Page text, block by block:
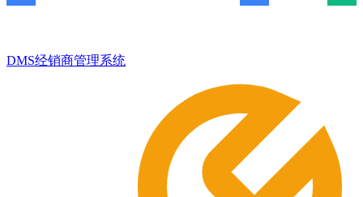
DMS经销商管理系统